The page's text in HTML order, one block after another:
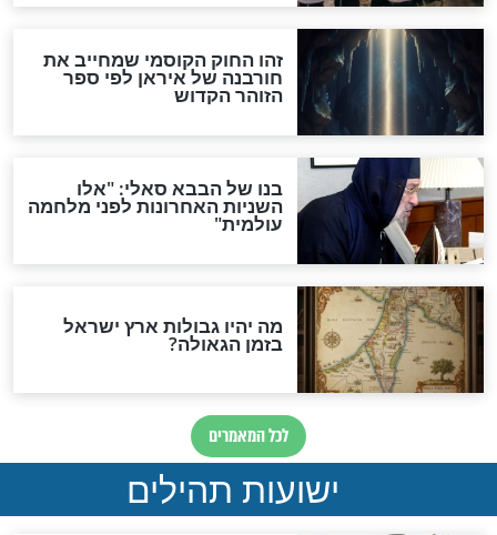
מה יהיה בימות המשיח?
"לפני הגאולה תהיה אפיקורסות
והכחשה גדולה מאוד של
האמונה"
האם לאחר בוא המשיח יהיה
אפשר לחזור בתשובה?
לכל המאמרים